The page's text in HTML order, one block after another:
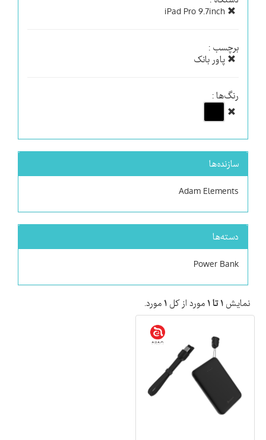
برچسب :
پاور بانک
رنگ‌ها :
سازنده‌ها
Adam Elements
دسته‌ها
Power Bank
نمایش ۱ تا ۱ مورد از کل ۱ مورد.